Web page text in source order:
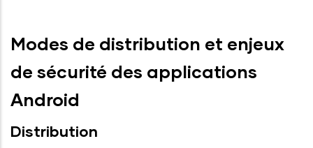
Modes de distribution et enjeux
de sécurité des applications
Android
Distribution